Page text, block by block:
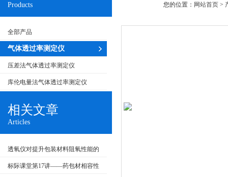
Products
全部产品
气体透过率测定仪
压差法气体透过率测定仪
库伦电量法气体透过率测定仪
相关文章
Articles
透氧仪对提升包装材料阻氧性能的
影响标际课堂第17讲——药包材相容性
您的位置： 网站首页 >